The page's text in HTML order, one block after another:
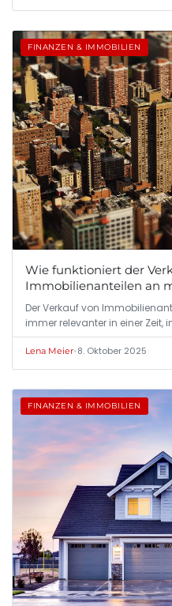
FINANZEN & IMMOBILIEN
Wie funktioniert der
Immobilienanteilen an
Der Verkauf von
immer relevanter in einer Zeit,
Lena Meier•8. Oktober 2025
FINANZEN & IMMOBILIEN